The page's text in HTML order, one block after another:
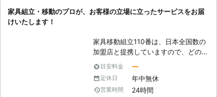
家具組立・移動のプロが、お客様の立場に立ったサービスをお届
けいたします！
家具移動組立110番は、日本全国数の
加盟店と提携していますので、どの地
方にお住まいのお客様でも迅速に対応
いたします。 コールセンターでは24
時間365日年中無休でお電話を受け付
けています。 深夜でも早朝でもお客
目安料金 ー
定休日 年中無休
営業時間 24時間